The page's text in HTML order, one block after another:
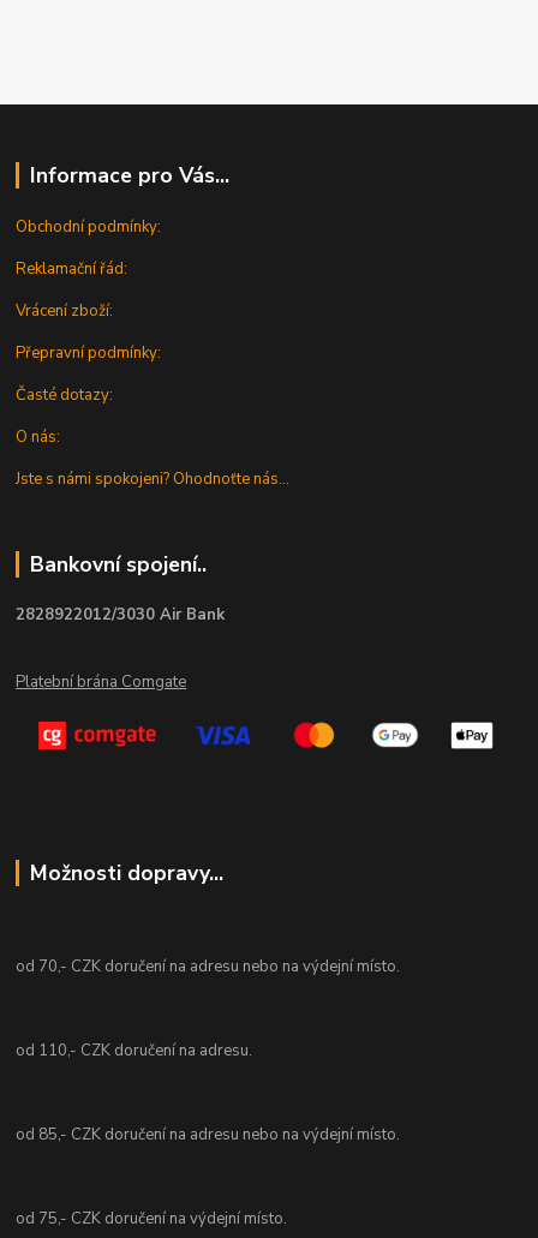
Informace pro Vás...
Obchodní podmínky:
Reklamační řád:
Vrácení zboží:
Přepravní podmínky:
Časté dotazy:
O nás:
Jste s námi spokojeni? Ohodnoťte nás...
Bankovní spojení..
2828922012/3030 Air Bank
Platební brána Comgate
Možnosti dopravy...
od 70,- CZK doručení na adresu nebo na výdejní místo.
od 110,- CZK doručení na adresu.
od 85,- CZK doručení na adresu nebo na výdejní místo.
od 75,- CZK doručení na výdejní místo.